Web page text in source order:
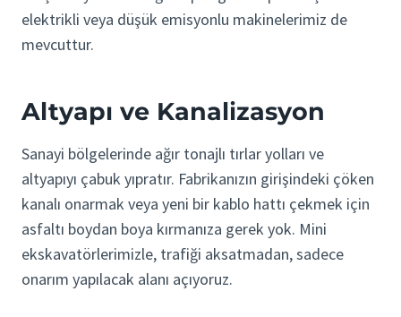
elektrikli veya düşük emisyonlu makinelerimiz de
mevcuttur.
Altyapı ve Kanalizasyon
Sanayi bölgelerinde ağır tonajlı tırlar yolları ve
altyapıyı çabuk yıpratır. Fabrikanızın girişindeki çöken
kanalı onarmak veya yeni bir kablo hattı çekmek için
asfaltı boydan boya kırmanıza gerek yok. Mini
ekskavatörlerimizle, trafiği aksatmadan, sadece
onarım yapılacak alanı açıyoruz.